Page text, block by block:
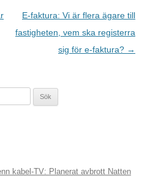
E-faktura: Vi är flera ägare till
fastigheten, vem ska registerra
sig för e-faktura? →
kabel-TV: Planerat avbrott Natten